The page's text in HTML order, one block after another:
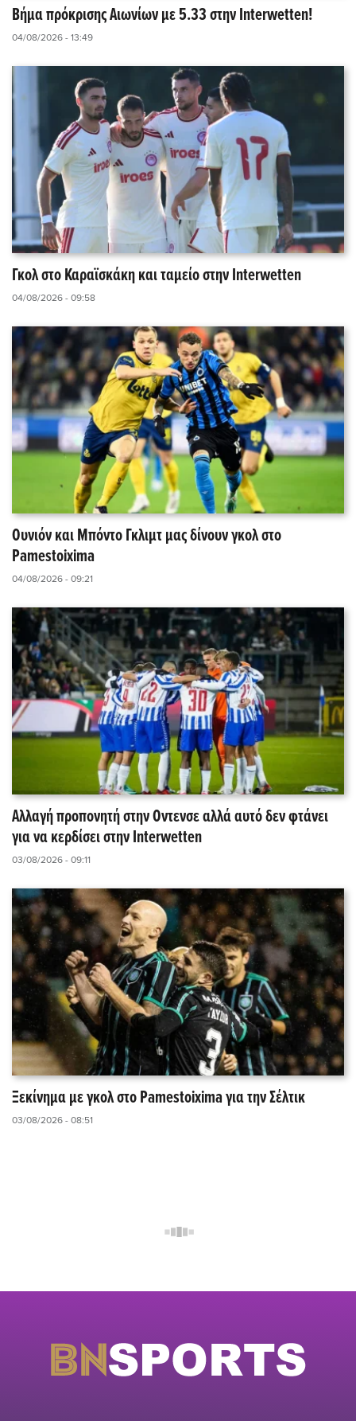
Βήμα πρόκρισης Αιωνίων με 5.33 στην Interwetten!
04/08/2026 - 13:49
Γκολ στο Καραϊσκάκη και ταμείο στην Interwetten
04/08/2026 - 09:58
Ουνιόν και Μπόντο Γκλιμτ μας δίνουν γκολ στο
Pamestoixima
04/08/2026 - 09:21
Αλλαγή προπονητή στην Οντενσε αλλά αυτό δεν φτάνει
για να κερδίσει στην Interwetten
03/08/2026 - 09:11
Ξεκίνημα με γκολ στο Pamestoixima για την Σέλτικ
03/08/2026 - 08:51